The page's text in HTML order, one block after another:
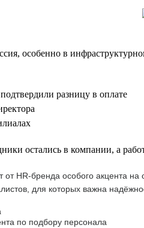
особенно в
разницу в оплате
остались в компании, а
от HR-бренда особого акцента
для которых важна
по подбору персонала